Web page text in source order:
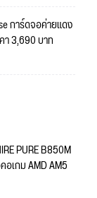
การ์ดจอค่ายแดง
า 3,690 บาท
PURE B850M
เกม AMD AM5